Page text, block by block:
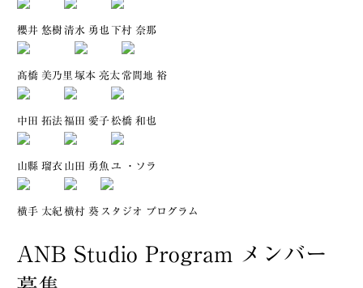
櫻井 悠樹清水 勇也 下村 奈那
髙橋 美乃里 塚本 亮太常間地 裕
中田 拓法福田 愛子 松橋 和也
山縣 瑠衣 山田 勇魚 ユ ・ソラ
横手 太紀 横村 葵 スタジオ プログラム
ANB Studio Program メンバー